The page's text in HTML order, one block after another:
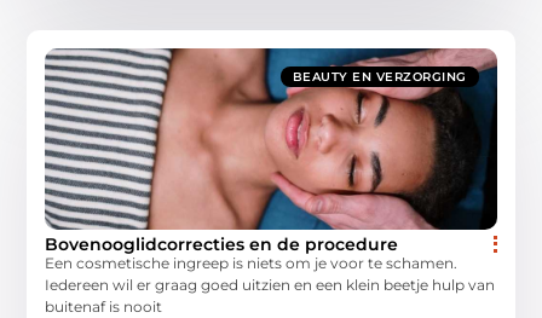
BEAUTY EN VERZORGING
Bovenooglidcorrecties en de procedure
Een cosmetische ingreep is niets om je voor te schamen.
Iedereen wil er graag goed uitzien en een klein beetje hulp van
buitenaf is nooit